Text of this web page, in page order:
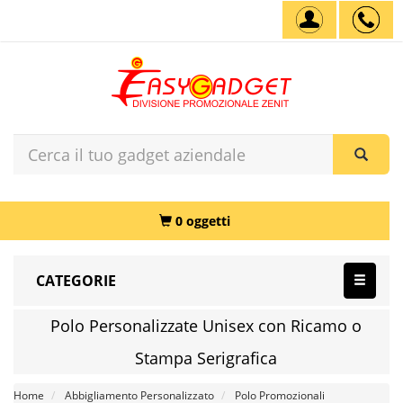
0 oggetti
CATEGORIE
Polo Personalizzate Unisex con Ricamo o
Stampa Serigrafica
Home Abbigliamento Personalizzato
Polo Promozionali